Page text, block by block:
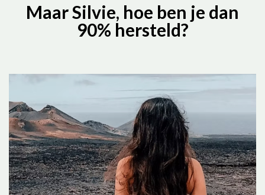
Maar Silvie, hoe ben je dan
90% hersteld?